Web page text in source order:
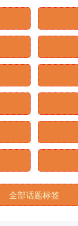
全部话题标签